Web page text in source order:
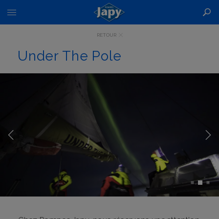
Basculer
la
RETOUR
Under The Pole